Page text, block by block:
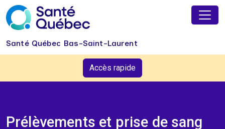
Aller au contenu principal
Santé Québec Bas-Saint-Laurent
Accès rapide
Prélèvements et prise de sang